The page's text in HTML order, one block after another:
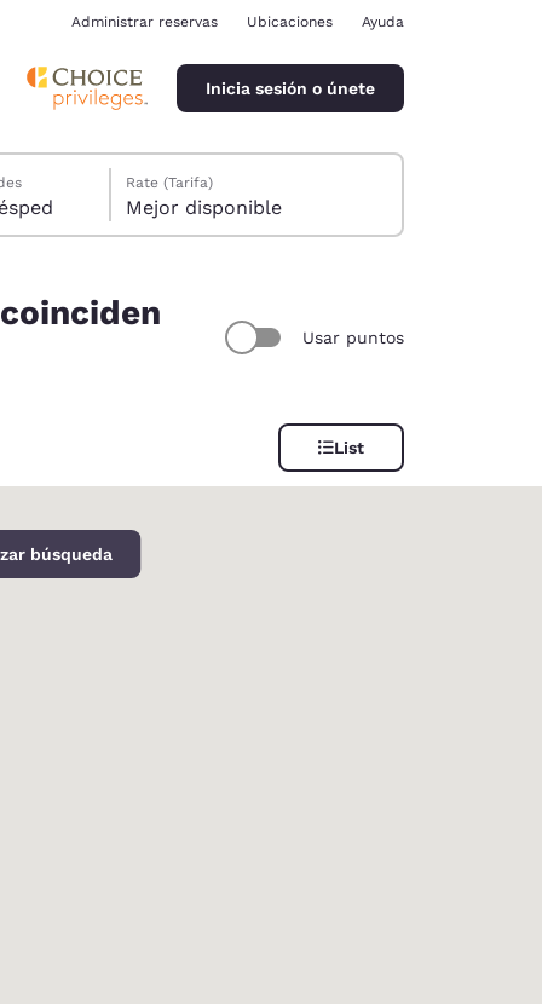
Administrar reservas Ubicaciones Ayuda
Inicia sesión o únete
1 huésped
Rate (Tarifa)
Mejor disponible
Usar puntos
List
búsqueda